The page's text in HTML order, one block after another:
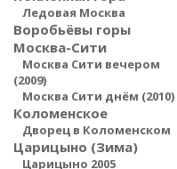
Ледовая Москва
Воробьёвы горы
Москва-Сити
Москва Сити вечером
(2009)
Москва Сити днём (2010)
Коломенское
Дворец в Коломенском
Царицыно (Зима)
Царицыно 2005